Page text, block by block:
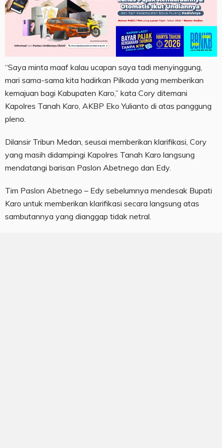
“Saya minta maaf kalau ucapan saya tadi menyinggung,
mari sama-sama kita hadirkan Pilkada yang memberikan
kemajuan bagi Kabupaten Karo,” kata Cory ditemani
Kapolres Tanah Karo, AKBP Eko Yulianto di atas panggung
pleno.
Dilansir Tribun Medan, seusai memberikan klarifikasi, Cory
yang masih didampingi Kapolres Tanah Karo langsung
mendatangi barisan Paslon Abetnego dan Edy.
Tim Paslon Abetnego – Edy sebelumnya mendesak Bupati
Karo untuk memberikan klarifikasi secara langsung atas
sambutannya yang dianggap tidak netral.